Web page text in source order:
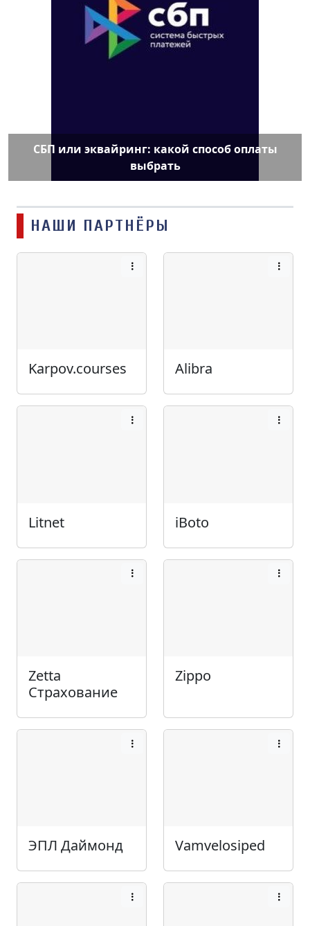
СБП или эквайринг: какой способ оплаты
выбрать
НАШИ ПАРТНЁРЫ
Karpov.courses Alibra
Litnet iBoto
Zetta
Страхование
Zippo
ЭПЛ Даймонд Vamvelosiped